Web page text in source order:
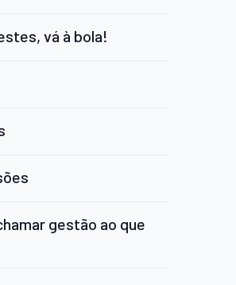
vá à bola!
gestão ao que